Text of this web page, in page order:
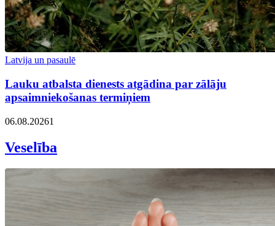
Latvija un pasaulē
Lauku atbalsta dienests atgādina par zālāju
apsaimniekošanas termiņiem
06.08.20261
Veselība